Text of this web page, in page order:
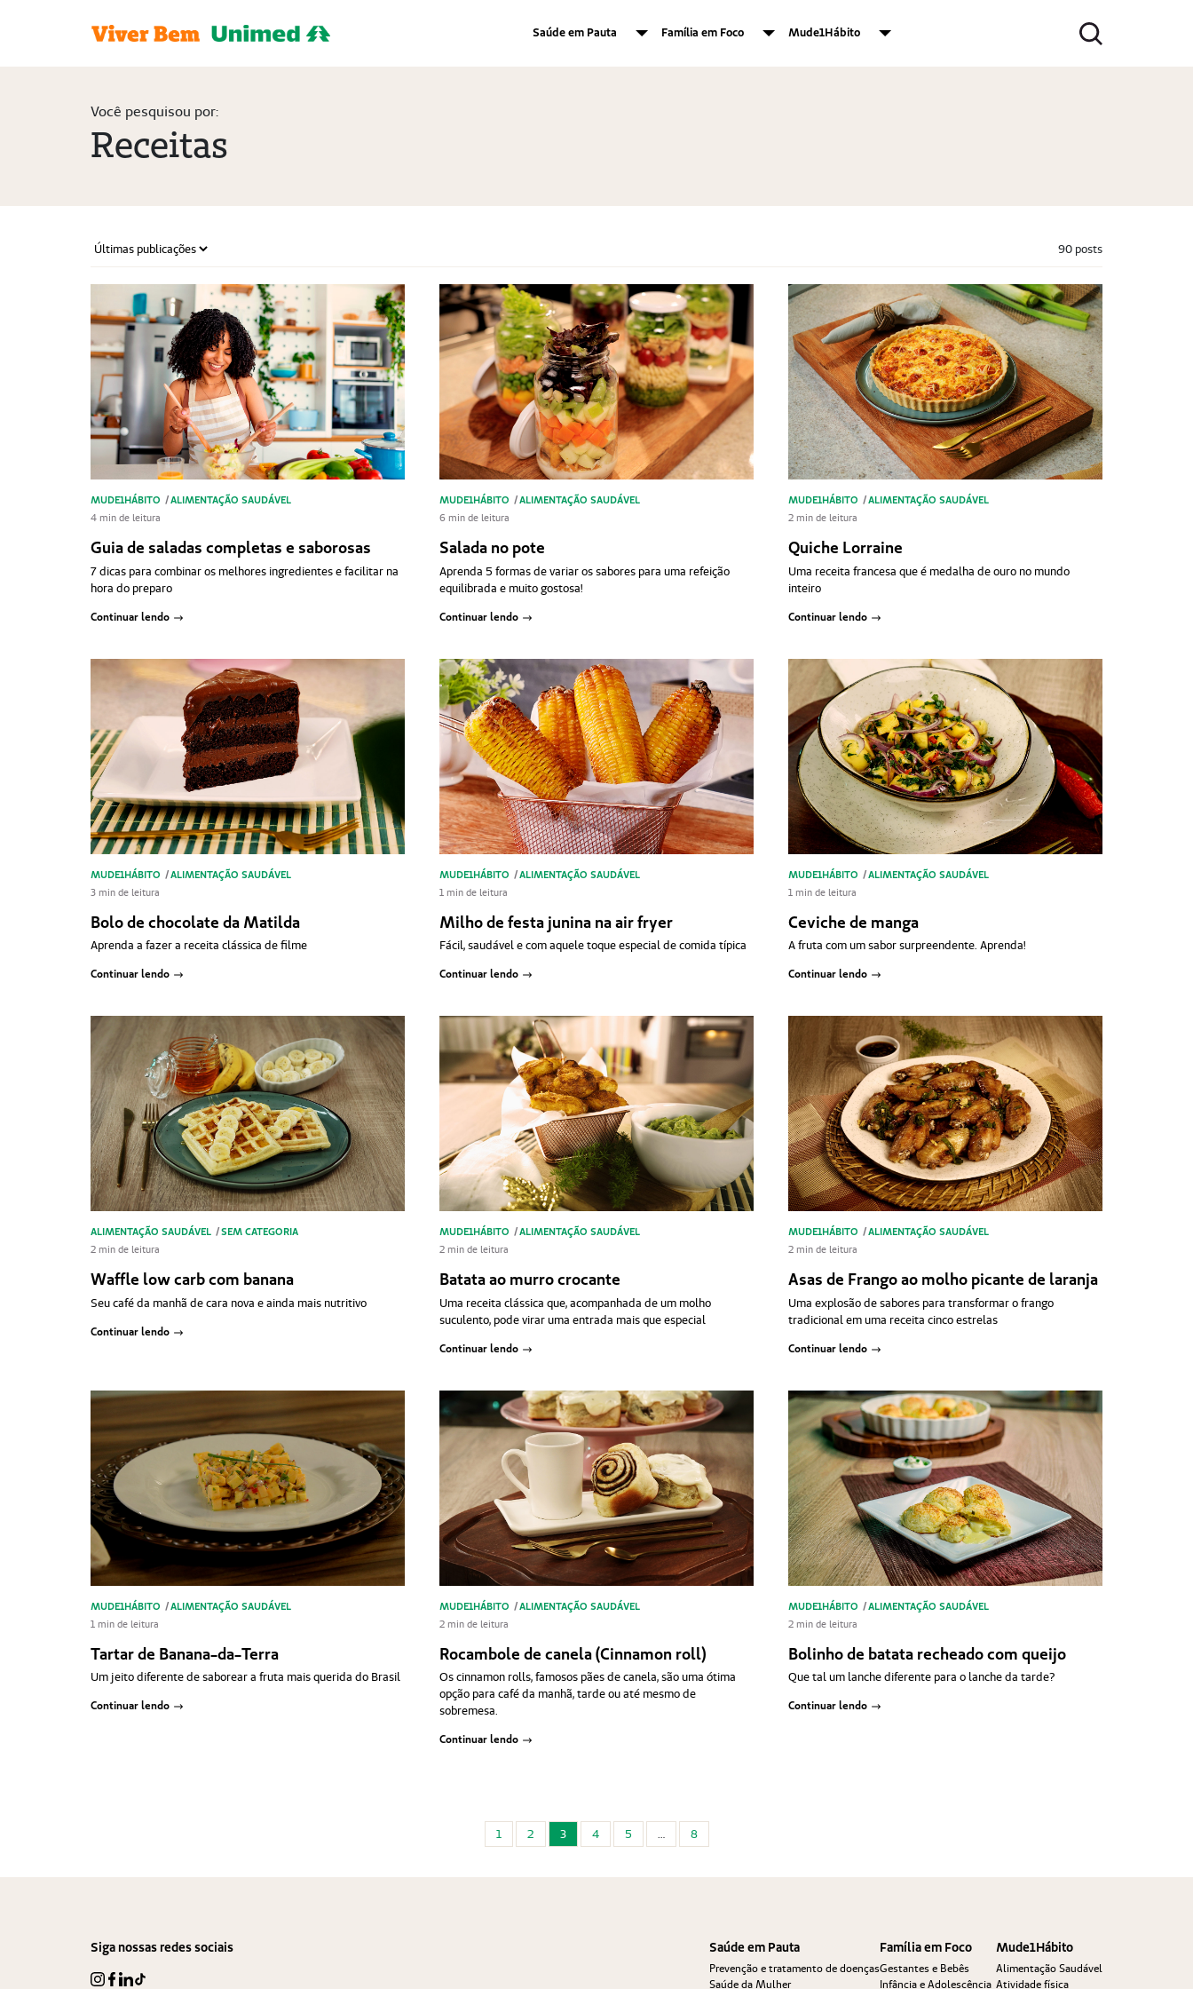
Saúde em Pauta Família em Foco Mude1Hábito
Você pesquisou por:
Receitas
90 posts
MUDE1HÁBITO /ALIMENTAÇÃO SAUDÁVEL
4 min de leitura
Guia de saladas completas e saborosas
7 dicas para combinar os melhores ingredientes e facilitar na
hora do preparo
Continuar lendo
MUDE1HÁBITO /ALIMENTAÇÃO SAUDÁVEL
6 min de leitura
Salada no pote
Aprenda 5 formas de variar os sabores para uma refeição
equilibrada e muito gostosa!
Continuar lendo
MUDE1HÁBITO /ALIMENTAÇÃO SAUDÁVEL
2 min de leitura
Quiche Lorraine
Uma receita francesa que é medalha de ouro no mundo
inteiro
Continuar lendo
MUDE1HÁBITO /ALIMENTAÇÃO SAUDÁVEL
3 min de leitura
Bolo de chocolate da Matilda
Aprenda a fazer a receita clássica de filme
Continuar lendo
MUDE1HÁBITO /ALIMENTAÇÃO SAUDÁVEL
1 min de leitura
Milho de festa junina na air fryer
Fácil, saudável e com aquele toque especial de comida típica
Continuar lendo
MUDE1HÁBITO /ALIMENTAÇÃO SAUDÁVEL
1 min de leitura
Ceviche de manga
A fruta com um sabor surpreendente. Aprenda!
Continuar lendo
ALIMENTAÇÃO SAUDÁVEL /SEM CATEGORIA
2 min de leitura
Waffle low carb com banana
Seu café da manhã de cara nova e ainda mais nutritivo
Continuar lendo
MUDE1HÁBITO /ALIMENTAÇÃO SAUDÁVEL
2 min de leitura
Batata ao murro crocante
Uma receita clássica que, acompanhada de um molho
suculento, pode virar uma entrada mais que especial
Continuar lendo
MUDE1HÁBITO /ALIMENTAÇÃO SAUDÁVEL
2 min de leitura
Asas de Frango ao molho picante de laranja
Uma explosão de sabores para transformar o frango
tradicional em uma receita cinco estrelas
Continuar lendo
MUDE1HÁBITO /ALIMENTAÇÃO SAUDÁVEL
1 min de leitura
Tartar de Banana-da-Terra
Um jeito diferente de saborear a fruta mais querida do Brasil
Continuar lendo
MUDE1HÁBITO /ALIMENTAÇÃO SAUDÁVEL
2 min de leitura
Rocambole de canela (Cinnamon roll)
Os cinnamon rolls, famosos pães de canela, são uma ótima
opção para café da manhã, tarde ou até mesmo de
sobremesa.
Continuar lendo
MUDE1HÁBITO /ALIMENTAÇÃO SAUDÁVEL
2 min de leitura
Bolinho de batata recheado com queijo
Que tal um lanche diferente para o lanche da tarde?
Continuar lendo
1 2 3 4 5 … 8
Siga nossas redes sociais Saúde em Pauta
Prevenção e tratamento de doenças
Saúde da Mulher
Família em Foco
Gestantes e Bebês
Infância e Adolescência
Mude1Hábito
Alimentação Saudável
Atividade física